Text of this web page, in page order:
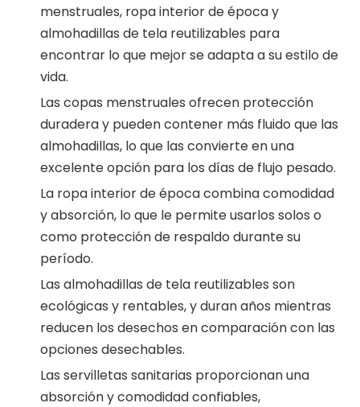
menstruales, ropa interior de época y
almohadillas de tela reutilizables para
encontrar lo que mejor se adapta a su estilo de
vida.
Las copas menstruales ofrecen protección
duradera y pueden contener más fluido que las
almohadillas, lo que las convierte en una
excelente opción para los días de flujo pesado.
La ropa interior de época combina comodidad
y absorción, lo que le permite usarlos solos o
como protección de respaldo durante su
período.
Las almohadillas de tela reutilizables son
ecológicas y rentables, y duran años mientras
reducen los desechos en comparación con las
opciones desechables.
Las servilletas sanitarias proporcionan una
absorción y comodidad confiables,